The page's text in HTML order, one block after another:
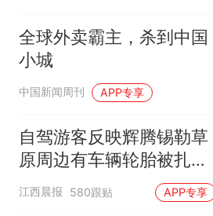
全球外卖霸主，杀到中国
小城
中国新闻周刊 APP专享
自驾游客反映辉腾锡勒草
原周边有车辆轮胎被扎，
修理店铺换胎价格高达千
元，官方发布情况通报
江西晨报 580跟贴 APP专享